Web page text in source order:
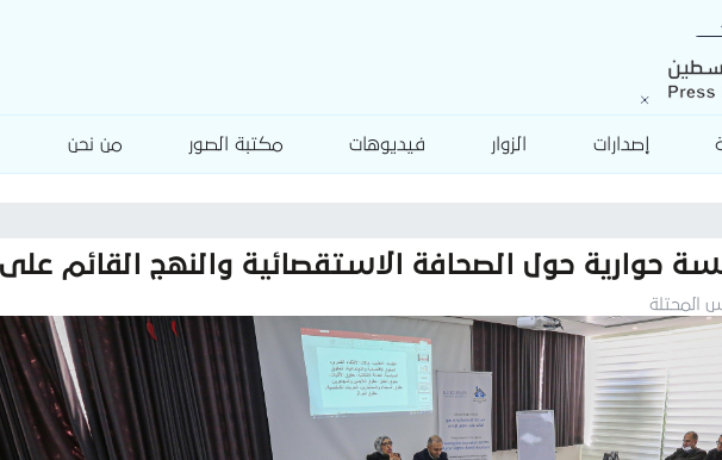
إصدارات الزوار فيديوهات مكتبة الصور من نحن
حوارية حول الصحافة الاستقصائية والنهج القائم